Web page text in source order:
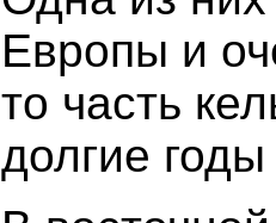
Европы и
то часть
долгие